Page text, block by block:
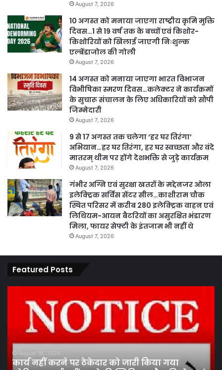
August 7, 2026
10 अगस्त को मनाया जाएगा राष्ट्रीय कृमि मुक्ति
दिवस…1 से 19 वर्ष तक के बच्चों एवं किशोर-
किशोरियों को खिलाई जाएगी निःशुल्क
एल्बेंडाजोल की गोली
August 7, 2026
14 अगस्त को मनाया जाएगा भारत विभाजन
विभीषिका स्मरण दिवस…कलेक्टर ने कार्यक्रमों
के सुचारू संचालन के लिए अधिकारियों को सौंपी
जिम्मेदारी
August 7, 2026
9 से 17 अगस्त तक चलेगा ‘हर घर तिरंगा’
अभियान…हर घर तिरंगा, हर घर स्वच्छता और वंदे
मातरम् थीम पर होंगे देशभक्ति से जुड़े कार्यक्रम
August 7, 2026
गंभीर अग्नि एवं सुरक्षा खतरों के मद्देनजर ओला
इलेक्ट्रिक सर्विस सेंटर सील…काशीराम चौक
स्थित परिसर में करीब 280 इलेक्ट्रिक वाहन एवं
लिथियम-आयन बैटरियों का असुरक्षित भंडारण
मिला, फायर सेफ्टी के इंतजाम भी नहीं थे
August 7, 2026
Featured Posts
ठेकेदार
को
जारी
किया
August 16, 2024
कार्य नहीं करने पर ठेकेदार को जारी किया गया